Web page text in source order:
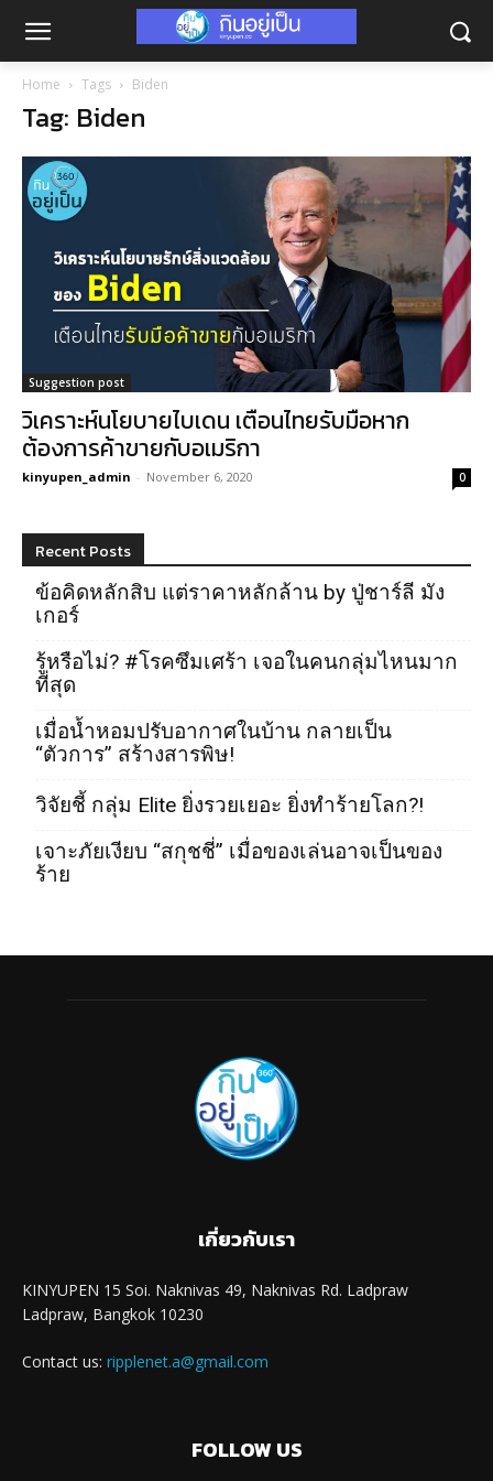
Home Tags Biden
Tag: Biden
Suggestion post
วิเคราะห์นโยบายไบเดน เตือนไทยรับมือหาก
ต้องการค้าขายกับอเมริกา
kinyupen_admin - November 6, 2020 0
Recent Posts
ข้อคิดหลักสิบ แต่ราคาหลักล้าน by ปู่ชาร์ลี มัง
เกอร์
รู้หรือไม่? #โรคซึมเศร้า เจอในคนกลุ่มไหนมาก
ที่สุด
เมื่อน้ำหอมปรับอากาศในบ้าน กลายเป็น
“ตัวการ” สร้างสารพิษ!
วิจัยชี้ กลุ่ม Elite ยิ่งรวยเยอะ ยิ่งทำร้ายโลก?!
เจาะภัยเงียบ “สกุชชี่” เมื่อของเล่นอาจเป็นของ
ร้าย
เกี่ยวกับเรา
KINYUPEN 15 Soi. Naknivas 49, Naknivas Rd. Ladpraw
Ladpraw, Bangkok 10230
Contact us: ripplenet.a@gmail.com
FOLLOW US